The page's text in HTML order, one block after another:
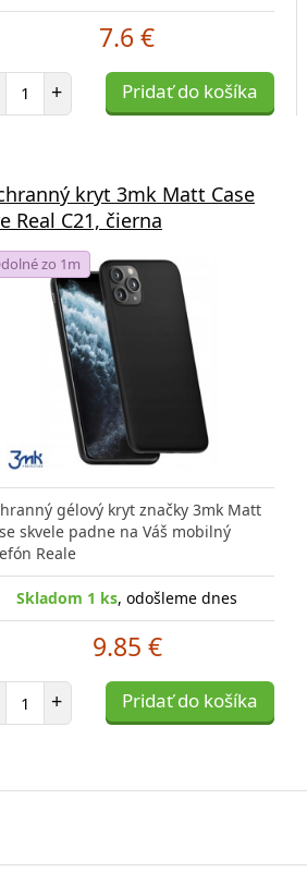
7.6 €
Počet položiek
+ Pridať do košíka
kryt 3mk Matt Case
Real C21, čierna
zo 1m
gélový kryt značky 3mk Matt
skvele padne na Váš mobilný
Reale
Skladom 1 ks, odošleme dnes
9.85 €
Počet položiek
+ Pridať do košíka